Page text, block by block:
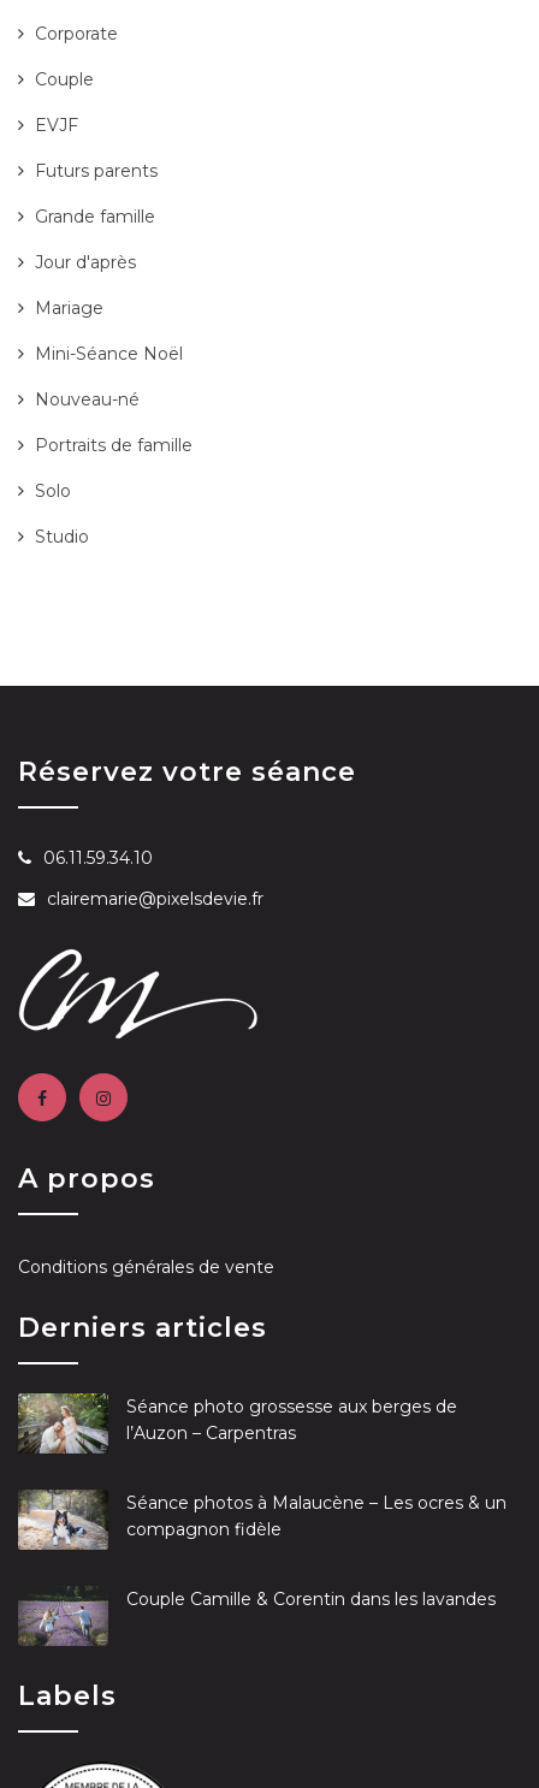
Corporate
Couple
EVJF
Futurs parents
Grande famille
Jour d'après
Mariage
Mini-Séance Noël
Nouveau-né
Portraits de famille
Solo
Studio
Réservez votre séance
06.11.59.34.10
clairemarie@pixelsdevie.fr
A propos
Conditions générales de vente
Derniers articles
Séance photo grossesse aux berges de
l’Auzon – Carpentras
Séance photos à Malaucène – Les ocres & un
compagnon fidèle
Couple Camille & Corentin dans les lavandes
Labels